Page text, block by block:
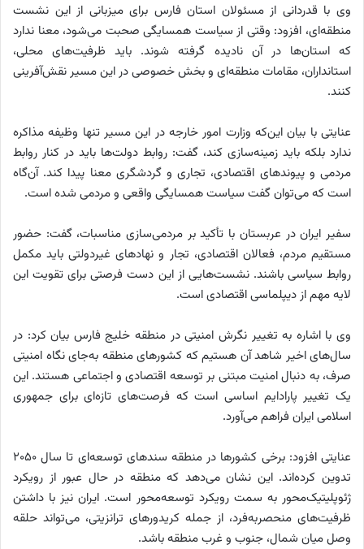
وی با قدردانی از مسئولان استان فارس برای میزبانی از این نشست
منطقه‌ای، افزود: وقتی از سیاست همسایگی صحبت می‌شود، معنا ندارد
که استان‌ها در آن نادیده گرفته شوند. باید ظرفیت‌های محلی،
استانداران، مقامات منطقه‌ای و بخش خصوصی در این مسیر نقش‌آفرینی
کنند.
عنایتی با بیان این‌که وزارت امور خارجه در این مسیر تنها وظیفه مذاکره
ندارد بلکه باید زمینه‌سازی کند، گفت: روابط دولت‌ها باید در کنار روابط
مردمی و پیوندهای اقتصادی، تجاری و گردشگری معنا پیدا کند. آن‌گاه
است که می‌توان گفت سیاست همسایگی واقعی و مردمی شده است.
سفیر ایران در عربستان با تأکید بر مردمی‌سازی مناسبات، گفت: حضور
مستقیم مردم، فعالان اقتصادی، تجار و نهادهای غیردولتی باید مکمل
روابط سیاسی باشند. نشست‌هایی از این دست فرصتی برای تقویت این
لایه مهم از دیپلماسی اقتصادی است.
وی با اشاره به تغییر نگرش امنیتی در منطقه خلیج فارس بیان کرد: در
سال‌های اخیر شاهد آن هستیم که کشورهای منطقه به‌جای نگاه امنیتی
صرف، به دنبال امنیت مبتنی بر توسعه اقتصادی و اجتماعی هستند. این
یک تغییر پارادایم اساسی است که فرصت‌های تازه‌ای برای جمهوری
اسلامی ایران فراهم می‌آورد.
عنایتی افزود: برخی کشورها در منطقه سندهای توسعه‌ای تا سال ۲۰۵۰
تدوین کرده‌اند. این نشان می‌دهد که منطقه در حال عبور از رویکرد
ژئوپلیتیک‌محور به سمت رویکرد توسعه‌محور است. ایران نیز با داشتن
ظرفیت‌های منحصربه‌فرد، از جمله کریدورهای ترانزیتی، می‌تواند حلقه
وصل میان شمال، جنوب و غرب منطقه باشد.